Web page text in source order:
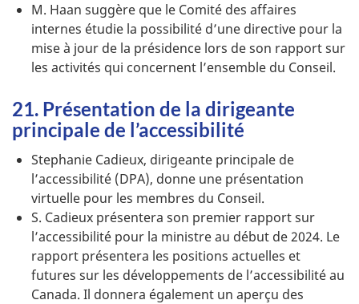
M. Haan suggère que le Comité des affaires
internes étudie la possibilité d’une directive pour la
mise à jour de la présidence lors de son rapport sur
les activités qui concernent l’ensemble du Conseil.
21. Présentation de la dirigeante
principale de l’accessibilité
Stephanie Cadieux, dirigeante principale de
l’accessibilité (DPA), donne une présentation
virtuelle pour les membres du Conseil.
S. Cadieux présentera son premier rapport sur
l’accessibilité pour la ministre au début de 2024. Le
rapport présentera les positions actuelles et
futures sur les développements de l’accessibilité au
Canada. Il donnera également un aperçu des